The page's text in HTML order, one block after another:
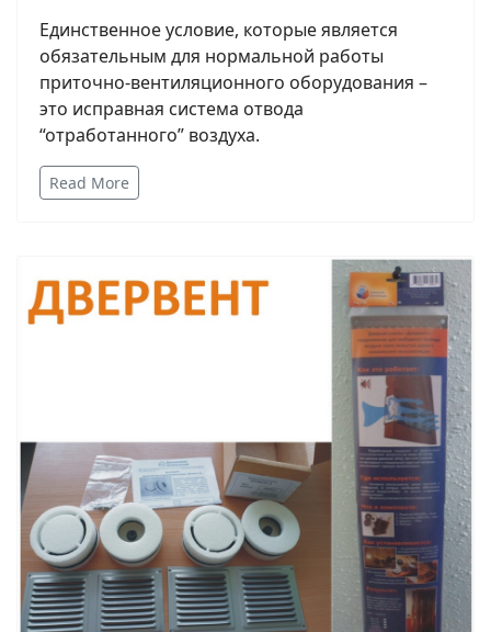
Единственное условие, которые является
обязательным для нормальной работы
приточно-вентиляционного оборудования –
это исправная система отвода
“отработанного” воздуха.
Read More